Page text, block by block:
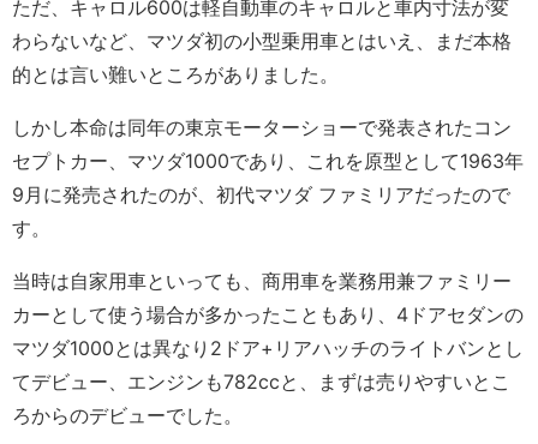
ただ、キャロル600は軽自動車のキャロルと車内寸法が変
わらないなど、マツダ初の小型乗用車とはいえ、まだ本格
的とは言い難いところがありました。
しかし本命は同年の東京モーターショーで発表されたコン
セプトカー、マツダ1000であり、これを原型として1963年
9月に発売されたのが、初代マツダ ファミリアだったので
す。
当時は自家用車といっても、商用車を業務用兼ファミリー
カーとして使う場合が多かったこともあり、4ドアセダンの
マツダ1000とは異なり2ドア+リアハッチのライトバンとし
てデビュー、エンジンも782ccと、まずは売りやすいとこ
ろからのデビューでした。